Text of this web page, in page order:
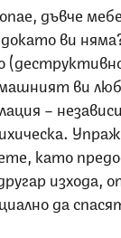
дъвче
ви
ви
–
като
изхода,
да